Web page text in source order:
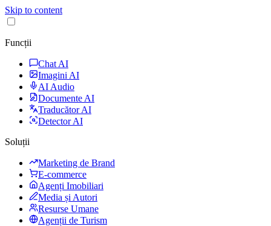
Skip to content
Funcții
Chat AI
Imagini AI
AI Audio
Documente AI
Traducător AI
Detector AI
Soluții
Marketing de Brand
E-commerce
Agenți Imobiliari
Media și Autori
Resurse Umane
Agenții de Turism